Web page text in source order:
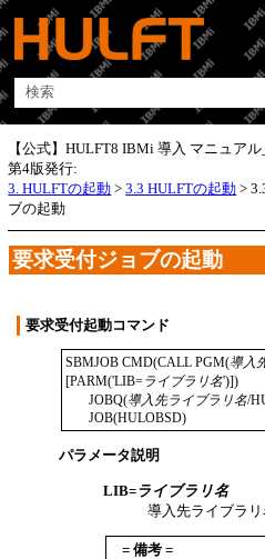
メイン コンテン
【公式】HULFT8 IBMi 導入 マニュアル
第4版発行:
3. HULFTの起動 >3.3 HULFTの起動 >
ブの起動
要求受付ジョブの起動
要求受付起動コマンド
SBMJOB CMD(CALL PGM(導入
[PARM('LIB=ライブラリ名')])
       JOBQ(
導入先ライブラリ名/
       JOB(HULOBSD)
パラメータ説明
LIB=ライブラリ名
導入先ライブラリ
= 備考 =